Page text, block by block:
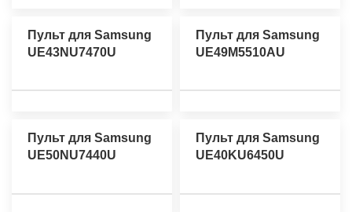
Пульт для Samsung
UE43NU7470U
Пульт для Samsung
UE49M5510AU
Пульт для Samsung
UE50NU7440U
Пульт для Samsung
UE40KU6450U